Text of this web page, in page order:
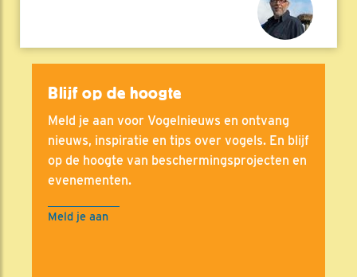
Blijf op de hoogte
Meld je aan voor Vogelnieuws en ontvang
nieuws, inspiratie en tips over vogels. En blijf
op de hoogte van beschermingsprojecten en
evenementen.
Meld je aan